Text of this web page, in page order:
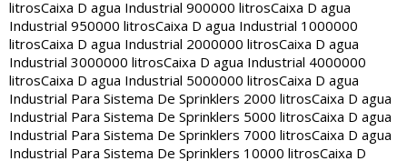
litrosCaixa D agua Industrial 900000 litrosCaixa D agua
Industrial 950000 litrosCaixa D agua Industrial 1000000
litrosCaixa D agua Industrial 2000000 litrosCaixa D agua
Industrial 3000000 litrosCaixa D agua Industrial 4000000
litrosCaixa D agua Industrial 5000000 litrosCaixa D agua
Industrial Para Sistema De Sprinklers 2000 litrosCaixa D agua
Industrial Para Sistema De Sprinklers 5000 litrosCaixa D agua
Industrial Para Sistema De Sprinklers 7000 litrosCaixa D agua
Industrial Para Sistema De Sprinklers 10000 litrosCaixa D